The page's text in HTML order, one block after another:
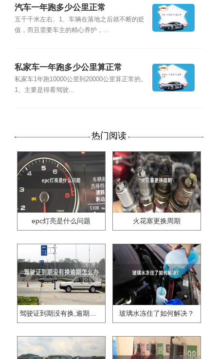
汽车一年跑多少公里正常
五千千米左右。1、车辆在落地之后就不断的贬
值，而且需要车主的精心养护，...
私家车一年跑多少公里算正常
私家车1年跑10000公里到20000公里算正常的。
1、主要是得看驾驶...
热门阅读
epc灯亮是什么问题 火花塞更换周期
驾驶证到期没有换,逾期怎么办?? 玻璃水冻住了如何解决？